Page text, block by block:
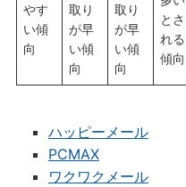
やす
い傾
向
取り
が早
い傾
向
取り
が早
い傾
向
とさ
れる
傾向
ハッピーメール
PCMAX
ワクワクメール